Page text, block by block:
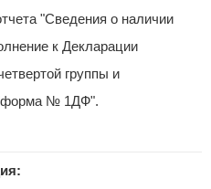
"Сведения о наличии
к Декларации
группы и
"форма № 1ДФ".